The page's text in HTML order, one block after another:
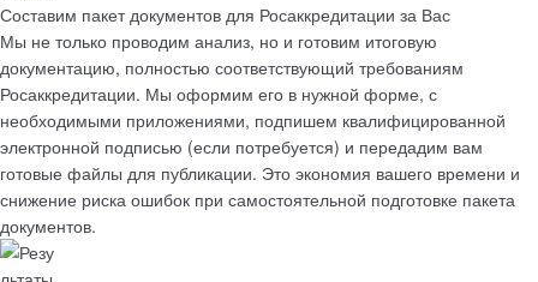
Составим пакет документов для Росаккредитации за Вас
Мы не только проводим анализ, но и готовим итоговую
документацию, полностью соответствующий требованиям
Росаккредитации. Мы оформим его в нужной форме, с
необходимыми приложениями, подпишем квалифицированной
электронной подписью (если потребуется) и передадим вам
готовые файлы для публикации. Это экономия вашего времени и
снижение риска ошибок при самостоятельной подготовке пакета
документов.